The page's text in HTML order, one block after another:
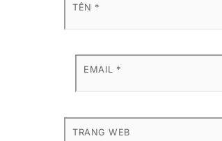
TÊN *
EMAIL *
TRANG WEB